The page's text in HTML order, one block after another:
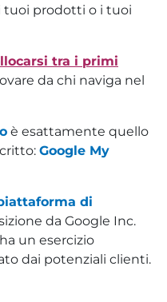
tuoi prodotti o i tuoi
tra i primi
da chi naviga nel
è esattamente quello
Google My
di
da Google Inc.
un esercizio
dai potenziali clienti.